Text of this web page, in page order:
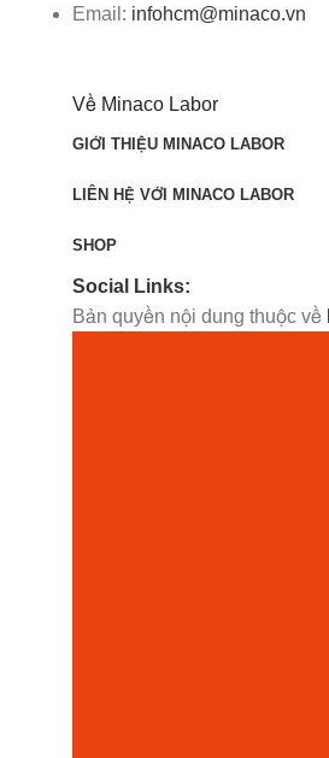
Email: infohcm@minaco.vn
Về Minaco Labor
GIỚI THIỆU MINACO LABOR
LIÊN HỆ VỚI MINACO LABOR
SHOP
Social Links:
Bản quyền nội dung thuộc về